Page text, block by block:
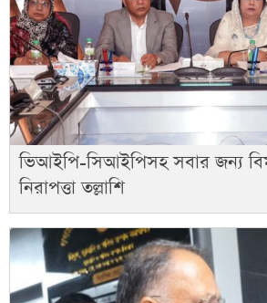
ভিআইপি-সিআইপিসহ সবার জন্য
নিরাপত্তা তল্লাশি